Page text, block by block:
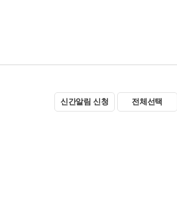
신간알림 신청 전체선택